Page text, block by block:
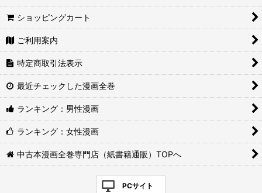
ショッピングカート
ご利用案内
特定商取引法表示
最近チェックした漫画全巻
ランキング：男性漫画
ランキング：女性漫画
中古本漫画全巻専門店（紙書籍通販）TOPへ
PCサイト